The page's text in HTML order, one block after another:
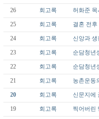
26 회고록 허화준 목
25 회고록 결혼 전후
24 회고록 신앙과
23 회고록 순담청년
22 회고록 순담청년
21 회고록 농촌운동
20 회고록 신문지에
19 회고록 찍어버린